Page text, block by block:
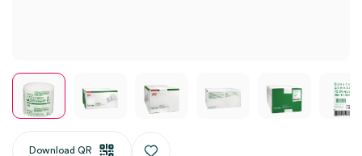
Download QR